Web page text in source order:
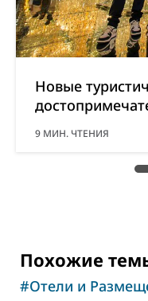
Новые
9 МИН. ЧТЕНИЯ
Похожие
#Отели и